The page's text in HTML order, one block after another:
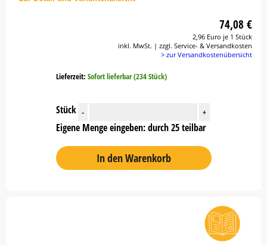
74,08 €
2,96 Euro je 1 Stück
inkl. MwSt. | zzgl. Service- & Versandkosten
> zur Versandkostenübersicht
Lieferzeit: Sofort lieferbar (234 Stück)
Stück - +
Eigene Menge eingeben: durch 25 teilbar
In den Warenkorb